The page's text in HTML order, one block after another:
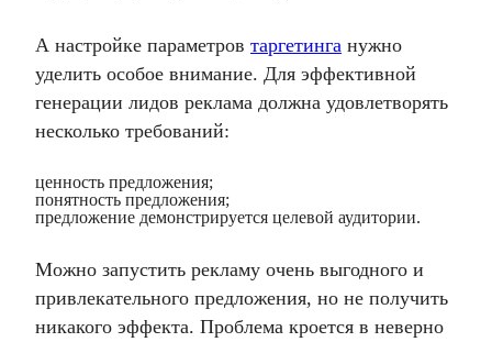
А настройке параметров таргетинга нужно
уделить особое внимание. Для эффективной
генерации лидов реклама должна удовлетворять
несколько требований:
ценность предложения;
понятность предложения;
предложение демонстрируется целевой аудитории.
Можно запустить рекламу очень выгодного и
привлекательного предложения, но не получить
никакого эффекта. Проблема кроется в неверно